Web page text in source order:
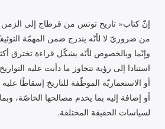
‬لسياسات‭ ‬الحقيقة‭ ‬المختلفة‭. ‬